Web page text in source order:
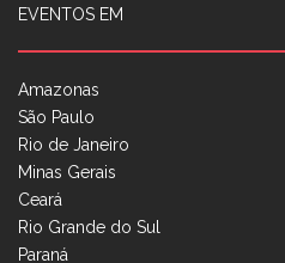
EVENTOS EM
Amazonas
São Paulo
Rio de Janeiro
Minas Gerais
Ceará
Rio Grande do Sul
Paraná